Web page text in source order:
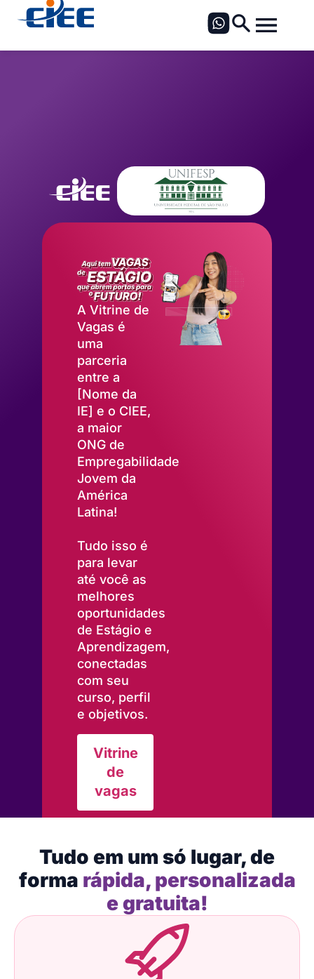
A Vitrine de
Vagas é
uma
parceria
entre a
[Nome da
IE] e o CIEE,
a maior
ONG de
Empregabilidade
Jovem da
América
Latina!
Tudo isso é
para levar
até você as
melhores
oportunidades
de Estágio e
Aprendizagem,
conectadas
com seu
curso, perfil
e objetivos.
Vitrine
de
vagas
Tudo em um só lugar, de
forma rápida, personalizada
e gratuita!